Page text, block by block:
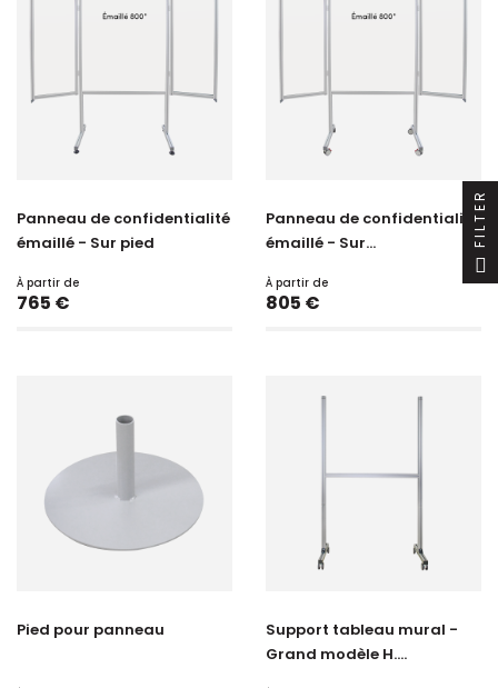
Panneau de confidentialité
émaillé - Sur pied
À partir de
Prix
765 €
Panneau de confidentialité
émaillé - Sur...
À partir de
Prix
805 €
Pied pour panneau
Support tableau mural -
Grand modèle H....
FILTER